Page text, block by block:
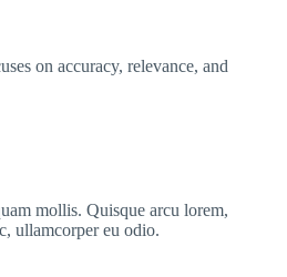
on accuracy, relevance, and
mollis. Quisque arcu lorem,
ullamcorper eu odio.